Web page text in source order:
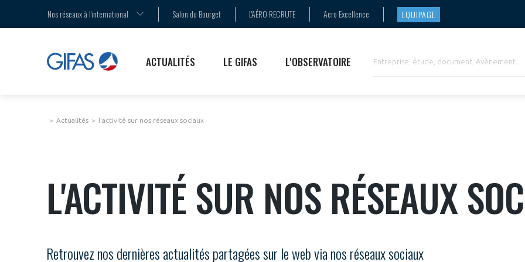
Nos réseaux à l'international Salon du Bourget L'AÉRO RECRUTE Aero Excellence EQUIPAGE
COMMUNIQUÉS DE PRESSE
LE SALON DU BOURGET
et développement, emploi et formation.
INNOVATION
INTERNATIONALISATION
LES PUBLICATIONS
ACTUALITÉS LE GIFAS L'OBSERVATOIRE
Actualités l'activité sur nos réseaux sociaux
L'ACTIVITÉ SUR NOS RÉSEAUX
Retrouvez nos dernières actualités partagées sur le web via nos réseaux sociaux